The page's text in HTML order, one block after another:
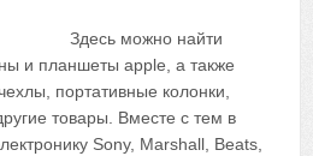
Здесь можно найти
и планшеты apple, а также
портативные колонки,
товары. Вместе с тем в
Sony, Marshall, Beats,